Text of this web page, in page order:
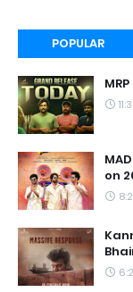
POPULAR
on